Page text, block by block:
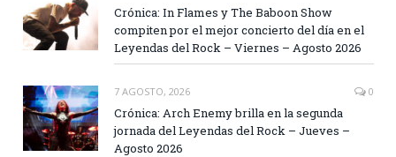
Crónica: In Flames y The Baboon Show
compiten por el mejor concierto del día en el
Leyendas del Rock – Viernes – Agosto 2026
7 AGOSTO, 2026 0
Crónica: Arch Enemy brilla en la segunda
jornada del Leyendas del Rock – Jueves –
Agosto 2026